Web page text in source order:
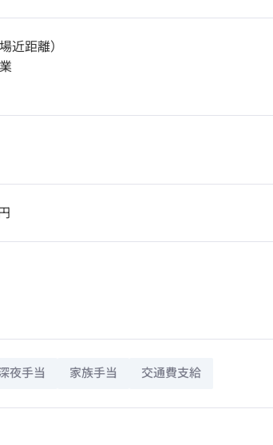
近距離）
夜手当 家族手当 交通費支給